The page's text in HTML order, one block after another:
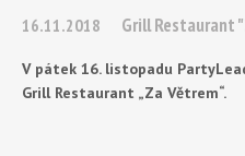
16.11.2018 Grill Restaurant
V pátek 16. listopadu
Grill Restaurant „Za Větrem“.